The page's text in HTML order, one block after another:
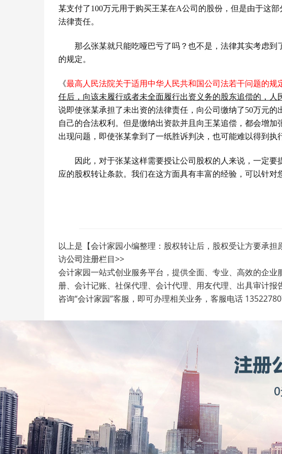
某支付了100万元用于购买王某在A公司的股份，但是由于这
法律责任。
那么张某就只能吃哑巴亏了吗？也不是，法律其实考虑
的规定。
《最高人民法院关于适用中华人民共和国公司法若干问题的规
任后，向该未履行或者未全面履行出资义务的股东追偿的，人
说即使张某承担了未出资的法律责任，向公司缴纳了50万元的
自己的合法权利。但是缴纳出资款并且向王某追偿，都会增
出现问题，即使张某拿到了一纸胜诉判决，也可能难以得到执
因此，对于张某这样需要授让公司股权的人来说，一定
应的股权转让条款。我们在这方面具有丰富的经验，可以针对
以上是【会计家园小编整理：股权转让后，股权受让方要承
访公司注册栏目>>
会计家园一站式创业服务平台，提供全面、专业、高效的企
册、会计记账、社保代理、会计代理、用友代理、出具审计报
咨询“会计家园”客服，即可办理相关业务，客服电话